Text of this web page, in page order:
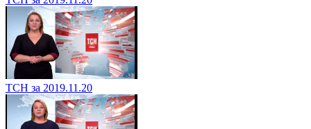
ТСН за 2019.11.20